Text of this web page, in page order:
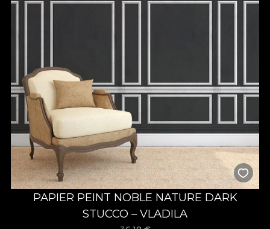
PAPIER PEINT NOBLE NATURE DARK
STUCCO – VLADILA